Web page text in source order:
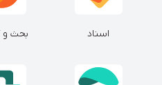
اسناد بحث و